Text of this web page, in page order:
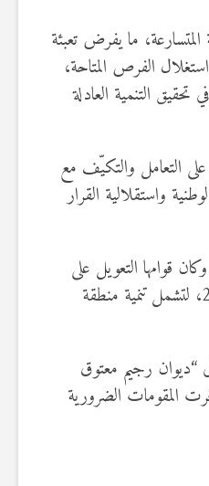
ما يفرض تعبئة
الفرص المتاحة،
التنمية العادلة
التعامل والتكيّف مع
واستقلالية القرار
قوامها التعويل على
الذات ومغالبة الواقع، مؤكّدا أنّ نجاح المشروع، ومراكمة المكتسبات والخبرات في المجال، أدّى إلى توسيع مشمولات ونطاق تدخل ديوان تنمية رجيم معتوق سنة 2018، لتشمل تنمية منطقة
بتغيير تسمية ديوان رجيم معتوق إلى “ديوان رجيم معتوق
المقومات الضرورية